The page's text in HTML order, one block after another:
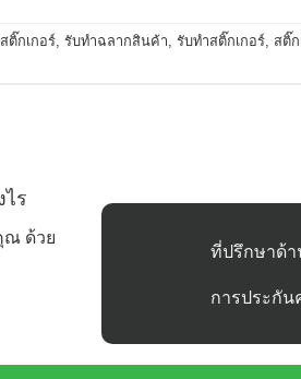
ติ๊กเกอร์, รับทำฉลากสินค้า, รับทำสติ๊กเกอร์, สติ๊ก
ไร
ณ ด้วย
ที่ปรึกษาด้
การประกั